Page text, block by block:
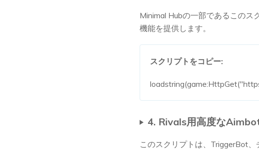
Minimal Hubの一部であるこのス
機能を提供します。
スクリプトをコピー:
4. Rivals用高度な
このスクリプトは、TriggerBot